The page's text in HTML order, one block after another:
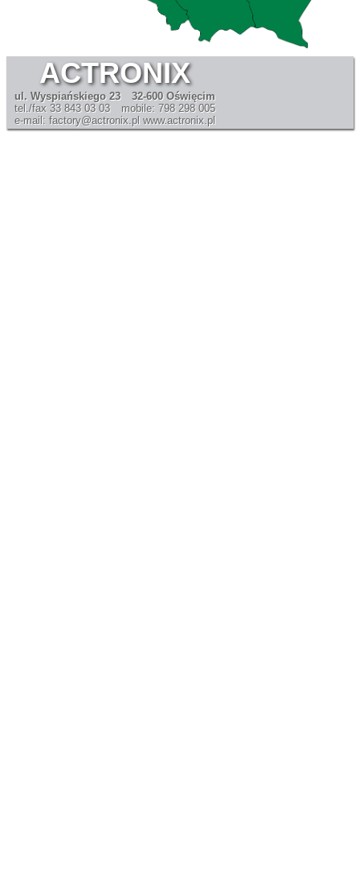
ACTRONIX
ul. Wyspiańskiego 23
tel./fax 33 843 03 03
e-mail: factory@actronix.pl
32-600 Oświęcim
mobile: 798 298 005
www.actronix.pl